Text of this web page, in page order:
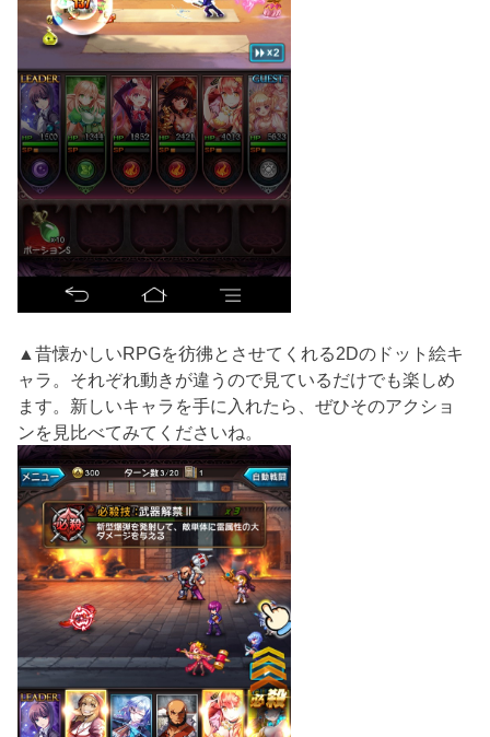
▲昔懐かしいRPGを彷彿とさせてくれる2Dのドット絵キ
ャラ。それぞれ動きが違うので見ているだけでも楽しめ
ます。新しいキャラを手に入れたら、ぜひそのアクショ
ンを見比べてみてくださいね。